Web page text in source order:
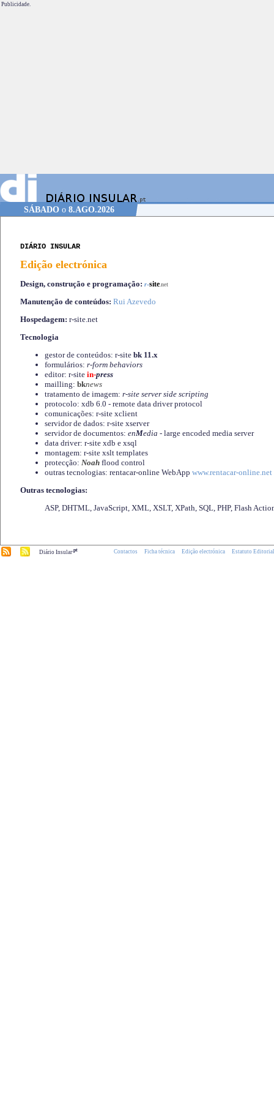
Publicidade.
SÁBADOo 8.AGO.2026
DIÁRIO INSULAR
Edição electrónica
Design, construção e programação: r-site.net
Manutenção de conteúdos: Rui Azevedo
Hospedagem: r-site.net
Tecnologia
gestor de conteúdos: r-site bk 11.x
formulários: r-form behaviors
editor: r-site in-press
mailling: bknews
tratamento de imagem: r-site server side scripting
protocolo: xdb 6.0 - remote data driver protocol
comunicações: r-site xclient
servidor de dados: r-site xserver
servidor de documentos: enMedia - large encoded media server
data driver: r-site xdb e xsql
montagem: r-site xslt templates
protecção: Noah flood control
outras tecnologias: rentacar-online WebApp www.rentacar-online.net
Outras tecnologias:
ASP, DHTML, JavaScript, XML, XSLT, XPath, SQL, PHP, Flash
Diário Insular.pt Contactos Ficha técnica Edição electrónica Estatuto Editorial